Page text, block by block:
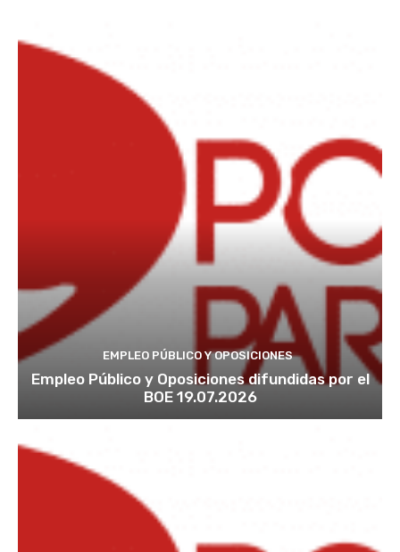
EMPLEO PÚBLICO Y OPOSICIONES
Empleo Público y Oposiciones difundidas por el
BOE 19.07.2026